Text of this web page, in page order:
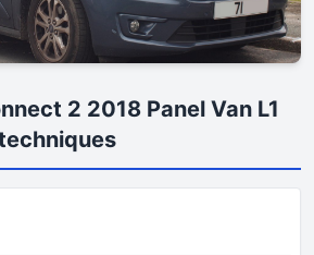
2 2018 Panel Van L1